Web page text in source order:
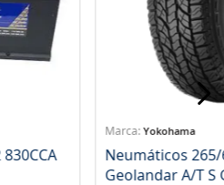
Yokohama
Neumáticos 265/